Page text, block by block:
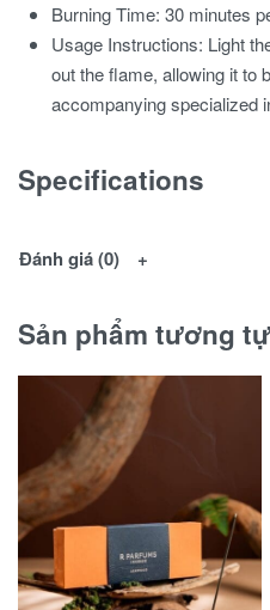
Burning Time: 30 minutes
Usage Instructions: Light
out the flame, allowing it to
accompanying specialized
Specifications
Đánh giá (0)
Sản phẩm tương tự